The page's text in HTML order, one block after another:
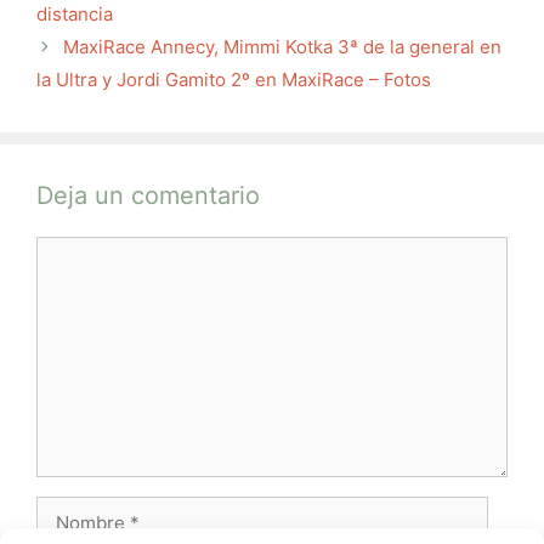
distancia
MaxiRace Annecy, Mimmi Kotka 3ª de la general en
la Ultra y Jordi Gamito 2º en MaxiRace – Fotos
Deja un comentario